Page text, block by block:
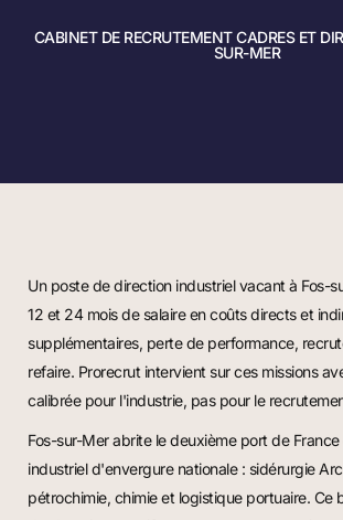
CABINET DE RECRUTEMENT CADRES ET
SUR-MER
Un poste de direction industriel vacant à Fos-
12 et 24 mois de salaire en coûts directs et
supplémentaires, perte de performance,
refaire. Prorecrut intervient sur ces missions
calibrée pour l'industrie, pas pour le
Fos-sur-Mer abrite le deuxième port de
industriel d'envergure nationale : sidérurgie
pétrochimie, chimie et logistique portuaire. Ce